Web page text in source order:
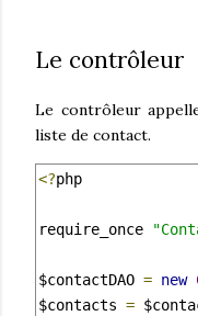
Le contrôleur
Le contrôleur
liste de contact.
<?php
require_once
$contactDAO = new
$contacts =